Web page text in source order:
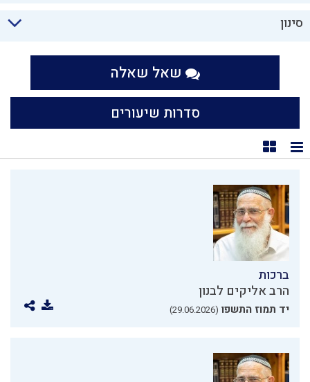
סינון
שאל שאלה
סדרות שיעורים
תצוגת רשימה
תצוגת קוביות
ברכות
הרב אליקים לבנון
יד תמוז התשפו (29.06.2026)